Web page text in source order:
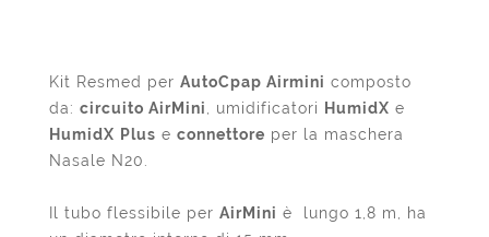
Kit Resmed per AutoCpap Airmini composto
da: circuito AirMini , umidificatori HumidX e
HumidX Plus e connettore per la maschera
Nasale N20.
Il tubo flessibile per AirMini è lungo 1,8 m, ha